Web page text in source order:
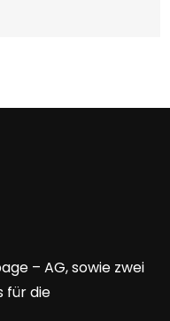
– AG, sowie zwei
für die